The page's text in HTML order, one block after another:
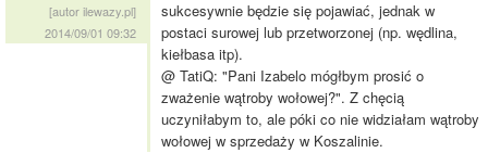
[autor ilewazy.pl]
2014/09/01 09:32
sukcesywnie będzie się pojawiać, jednak w
postaci surowej lub przetworzonej (np. wędlina,
kiełbasa itp).
@ TatiQ: "Pani Izabelo mógłbym prosić o
zważenie wątroby wołowej?". Z chęcią
uczyniłabym to, ale póki co nie widziałam wątroby
wołowej w sprzedaży w Koszalinie.